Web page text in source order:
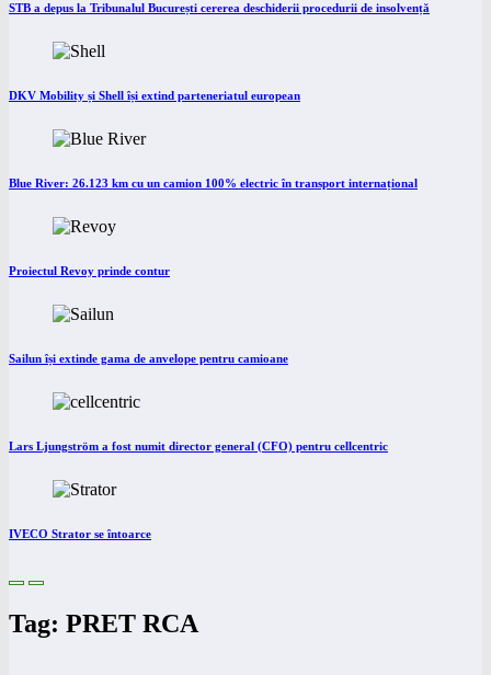
STB a depus la Tribunalul București cererea deschiderii procedurii de insolvență
DKV Mobility și Shell își extind parteneriatul european
Blue River: 26.123 km cu un camion 100% electric în transport internațional
Proiectul Revoy prinde contur
Sailun își extinde gama de anvelope pentru camioane
Lars Ljungström a fost numit director general (CFO) pentru cellcentric
IVECO Strator se întoarce
Tag: PRET RCA